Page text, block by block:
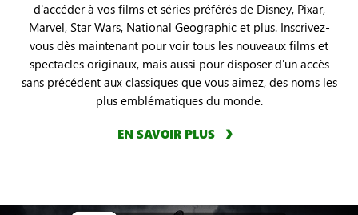
d'accéder à vos films et séries préférés de Disney, Pixar,
Marvel, Star Wars, National Geographic et plus. Inscrivez-
vous dès maintenant pour voir tous les nouveaux films et
spectacles originaux, mais aussi pour disposer d'un accès
sans précédent aux classiques que vous aimez, des noms les
plus emblématiques du monde.
EN SAVOIR PLUS